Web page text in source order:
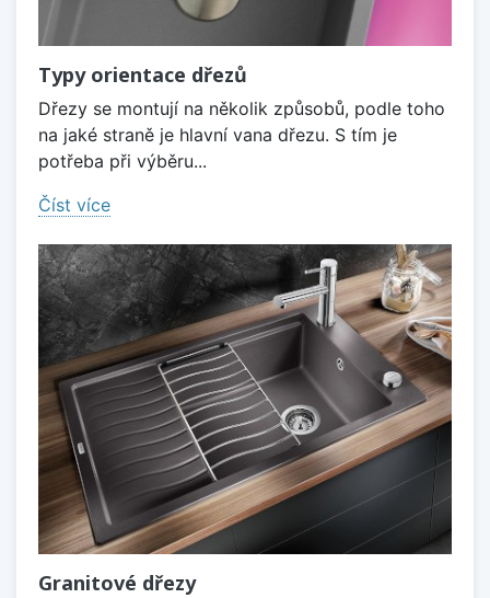
Typy orientace dřezů
Dřezy se montují na několik způsobů, podle toho
na jaké straně je hlavní vana dřezu. S tím je
potřeba při výběru...
Číst více
Granitové dřezy